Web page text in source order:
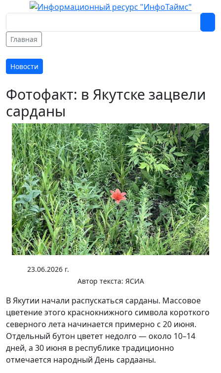
Главная
Новости
Фотофакт: в Якутске зацвели
сарданы
23.06.2026 г.
Автор текста: ЯСИА
В Якутии начали распускаться сарданы. Массовое
цветение этого краснокнижного символа короткого
северного лета начинается примерно с 20 июня.
Отдельный бутон цветет недолго — около 10–14
дней, а 30 июня в республике традиционно
отмечается народный День сардааны.